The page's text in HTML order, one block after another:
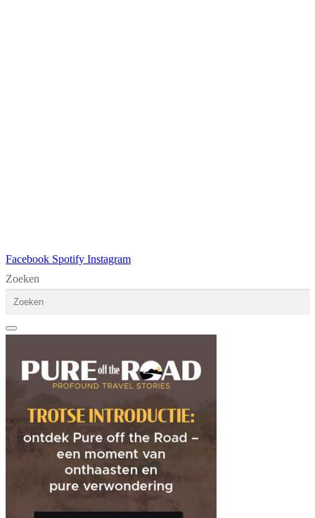
Facebook Spotify Instagram
Zoeken